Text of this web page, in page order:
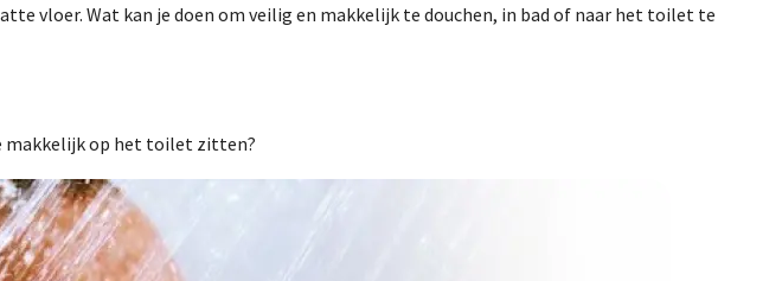
vloer. Wat kan je doen om veilig en makkelijk te douchen, in bad of naar het toilet te
makkelijk op het toilet zitten?